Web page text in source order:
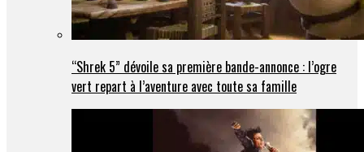
“Shrek 5” dévoile sa première bande-annonce : l’ogre
vert repart à l’aventure avec toute sa famille